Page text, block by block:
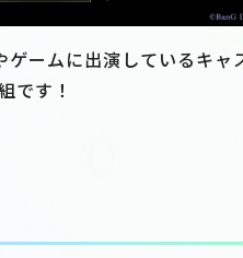
ームに出演しているキ
です！